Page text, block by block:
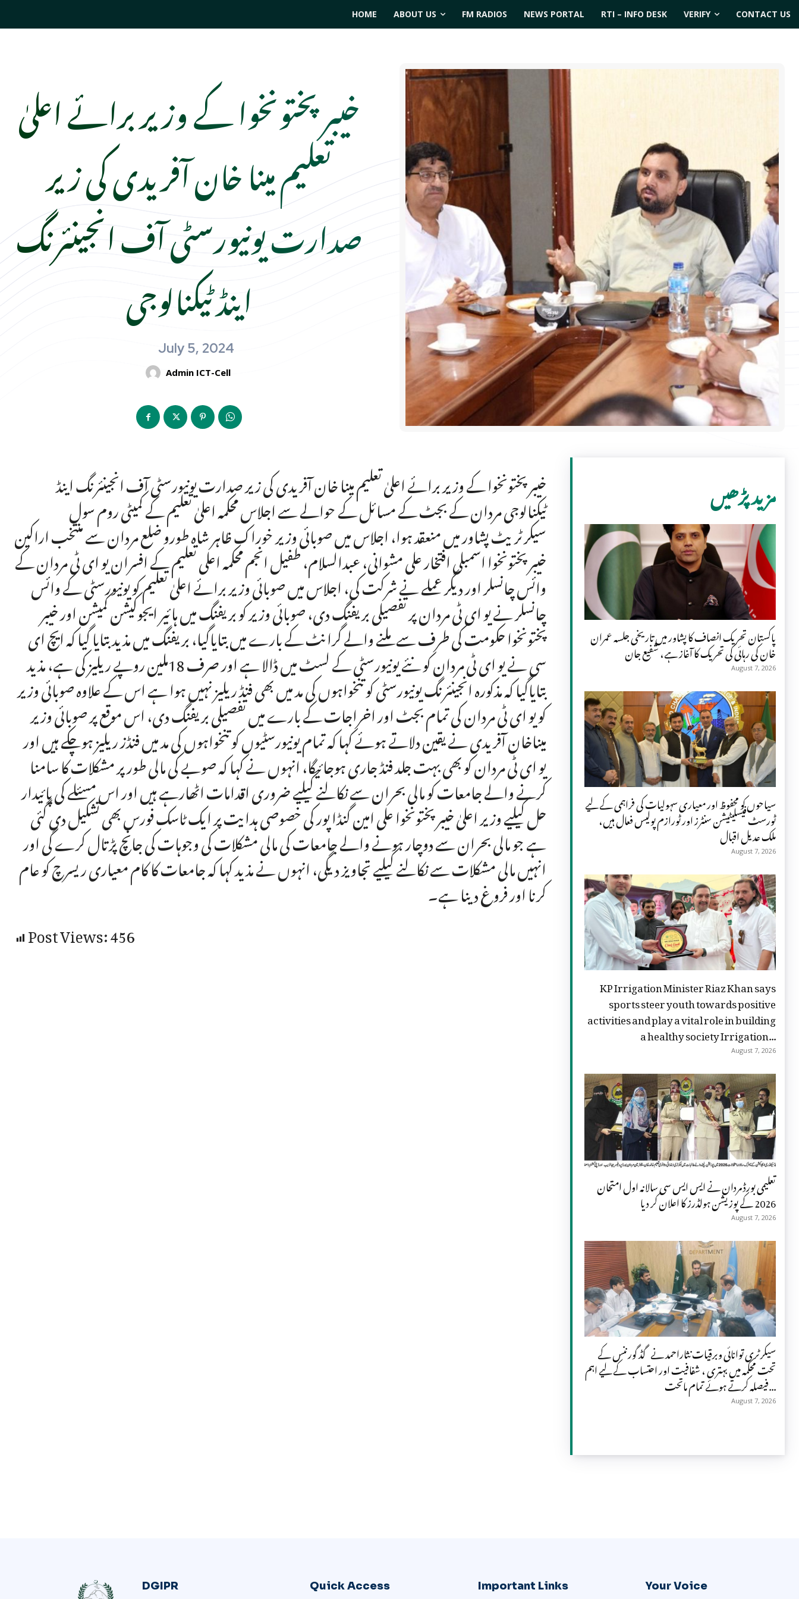
HOME ABOUT US FM RADIOS NEWS PORTAL RTI – INFO DESK VERIFY CONTACT US
خیبر پختونخوا کے وزیر برائے اعلیٰ
تعلیم مینا خان آفریدی کی زیر
صدارت یونیورسٹی آف انجینئرنگ
اینڈ ٹیکنالوجی
July 5, 2024
Admin ICT-Cell
خیبر پختونخوا کے وزیر برائے اعلیٰ تعلیم مینا خان آفریدی کی زیر صدارت یونیورسٹی آف انجینئرنگ اینڈ
ٹیکنالوجی مردان کے بجٹ کے مسائل کے حوالے سے اجلاس محکمہ اعلیٰ تعلیم کے کمیٹی روم سول
سیکرٹریٹ پشاور میں منعقد ہوا، اجلاس میں صوبائی وزیر خوراک ظاہر شاہ طورو ضلع مردان سے منتخب اراکین
خیبر پختونخوا اسمبلی افتخار علی مشوانی، عبدالسلام، طفیل انجم محکمہ اعلی تعلیم کے افسران یو ای ٹی مردان کے
وائس چانسلر اور دیگر عملے نے شرکت کی، اجلاس میں صوبائی وزیر برائے اعلیٰ تعلیم کو یونیورسٹی کے وائس
چانسلر نے یو ای ٹی مردان پر تفصیلی بریفنگ دی، صوبائی وزیر کو بریفنگ میں ہائیر ایجوکیشن کمیشن اور خیبر
پختونخوا حکومت کی طرف سے ملنے والے گرانٹ کے بارے میں بتایاگیا، بریفنگ میں مذید بتایا گیا کہ ایچ ای
سی نے یو ای ٹی مردان کو نئے یونیورسٹی کے لسٹ میں ڈالا ہے اور صرف 18ملین روپے ریلیز کی ہے، مذید
بتایاگیا کہ مذکورہ انجینئرنگ یونیورسٹی کو تنخواہوں کی مد میں بھی فنڈ ریلیز نہیں ہوا ہے اس کے علاوہ صوبائی وزیر
کو یو ای ٹی مردان کی تمام بجٹ اور اخراجات کے بارے میں تفصیلی بریفنگ دی، اس موقع پر صوبائی وزیر
میناخان آفریدی نے یقین دلاتے ہوئے کہا کہ تمام یونیورسٹیوں کو تنخواہوں کی مد میں فنڈز ریلیز ہوچکے ہیں اور
یو ای ٹی مردان کو بھی بہت جلد فنڈ جاری ہوجائیگا، انہوں نے کہا کہ صوبے کی مالی طور پر مشکلات کا سامنا
کرنے والے جامعات کو مالی بحران سے نکالنے کیلیے ضروری اقدامات اٹھارہے ہیں اور اس مسئلے کی پائیدار
حل کیلیے وزیر اعلیٰ خیبر پختونخوا علی امین گنڈا پور کی خصوصی ہدایت پر ایک ٹاسک فورس بھی تشکیل دی گئی
ہے جو مالی بحران سے دوچار ہونے والے جامعات کی مالی مشکلات کی وجوہات کی جانچ پڑتال کرے گی اور
انہیں مالی مشکلات سے نکالنے کیلیے تجاویز دیگی، انہوں نے مذید کہا کہ جامعات کا کام معیاری ریسرچ کو عام
کرنا اور فروغ دینا ہے۔
Post Views:456
مزید پڑھیں
پاکستان تحریک انصاف کا پشاور میں تاریخی جلسہ عمران
خان کی رہائی کی تحریک کا آغاز ہے، شفیع جان
August 7, 2026
سیاحوں کو محفوظ اور معیاری سہولیات کی فراہمی کے لیے
ٹورسٹ فیسلیٹیشن سنٹرز اور ٹورازم پولیس فعال ہیں،
ملک عدیل اقبال
August 7, 2026
KP Irrigation Minister Riaz Khan says
sports steer youth towards positive
activities and play a vital role in building
a healthy society Irrigation...
August 7, 2026
تعلیمی بورڈ مردان نے ایس ایس سی سالانہ اول امتحان
2026 کے پوزیشن ہولڈرز کا اعلان کر دیا
August 7, 2026
سیکرٹری توانائی وبرقیات نثاراحمد نے گڈ گورننس کے
تحت محکمہ میں بہتری ، شفافیت اور احتساب کے لیے اہم
فیصلہ کرتے ہوئے تمام ماتحت...
August 7, 2026
DGIPR Quick Access Important Links Your Voice